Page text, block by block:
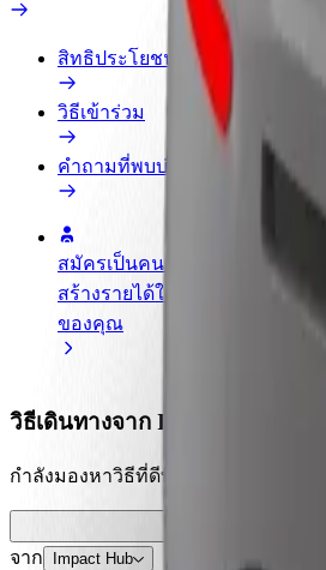
สิทธิประโยชน์
วิธีเข้าร่วม
คำถามที่พบบ่อย
สมัครเป็นคนขับ
สร้างรายได้ในแบบ
ของคุณ
สมัครเป็น
วิธีเดินทางจาก Impact Hub ไปยั
กำลังมองหาวิธีที่ดีที่สุดในการเดินทาง
จาก Impact Hub